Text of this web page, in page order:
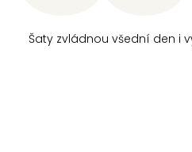
Šaty zvládnou všední den i